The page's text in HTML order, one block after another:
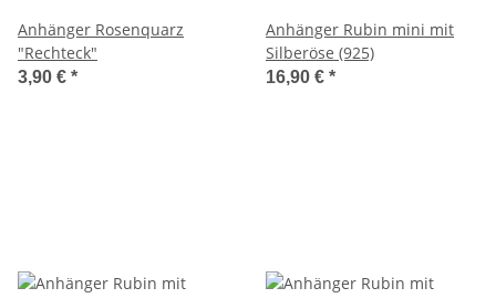
Anhänger Rosenquarz
"Rechteck"
3,90 € *
Anhänger Rubin mini mit
Silberöse (925)
16,90 € *